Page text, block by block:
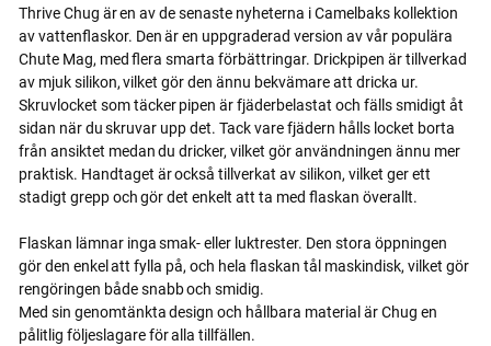
Thrive Chug är en av de senaste nyheterna i Camelbaks kollektion
av vattenflaskor. Den är en uppgraderad version av vår populära
Chute Mag, med flera smarta förbättringar. Drickpipen är tillverkad
av mjuk silikon, vilket gör den ännu bekvämare att dricka ur.
Skruvlocket som täcker pipen är fjäderbelastat och fälls smidigt åt
sidan när du skruvar upp det. Tack vare fjädern hålls locket borta
från ansiktet medan du dricker, vilket gör användningen ännu mer
praktisk. Handtaget är också tillverkat av silikon, vilket ger ett
stadigt grepp och gör det enkelt att ta med flaskan överallt.
Flaskan lämnar inga smak- eller luktrester. Den stora öppningen
gör den enkel att fylla på, och hela flaskan tål maskindisk, vilket gör
rengöringen både snabb och smidig.
Med sin genomtänkta design och hållbara material är Chug en
pålitlig följeslagare för alla tillfällen.